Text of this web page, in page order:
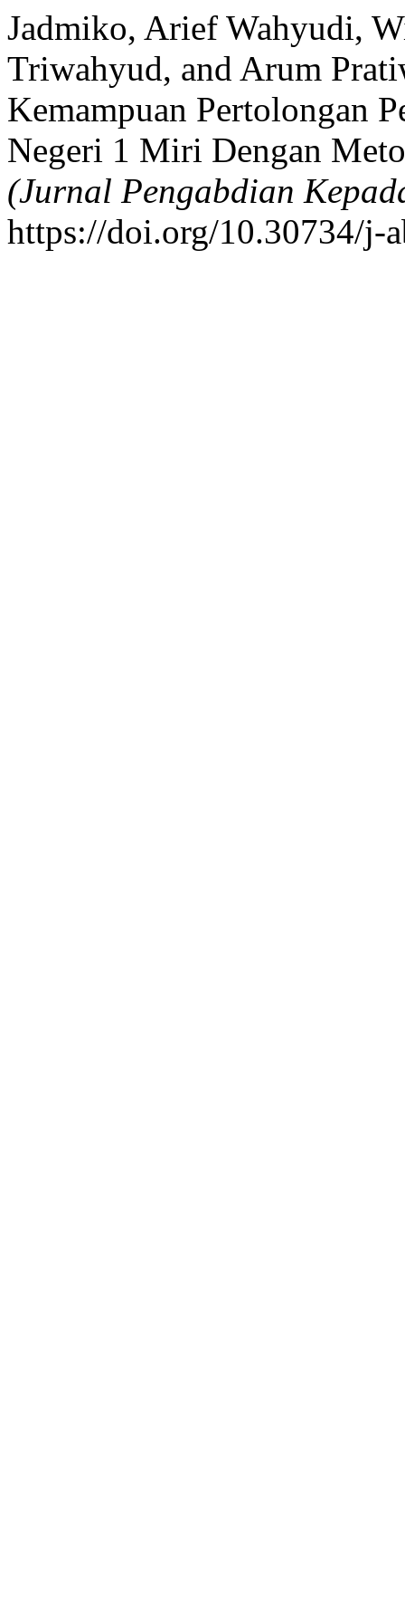
Jadmiko, Arief Wahyudi,
Triwahyud, and Arum
Kemampuan Pertolongan
Negeri 1 Miri Dengan
(Jurnal Pengabdian
https://doi.org/10.30734/j-